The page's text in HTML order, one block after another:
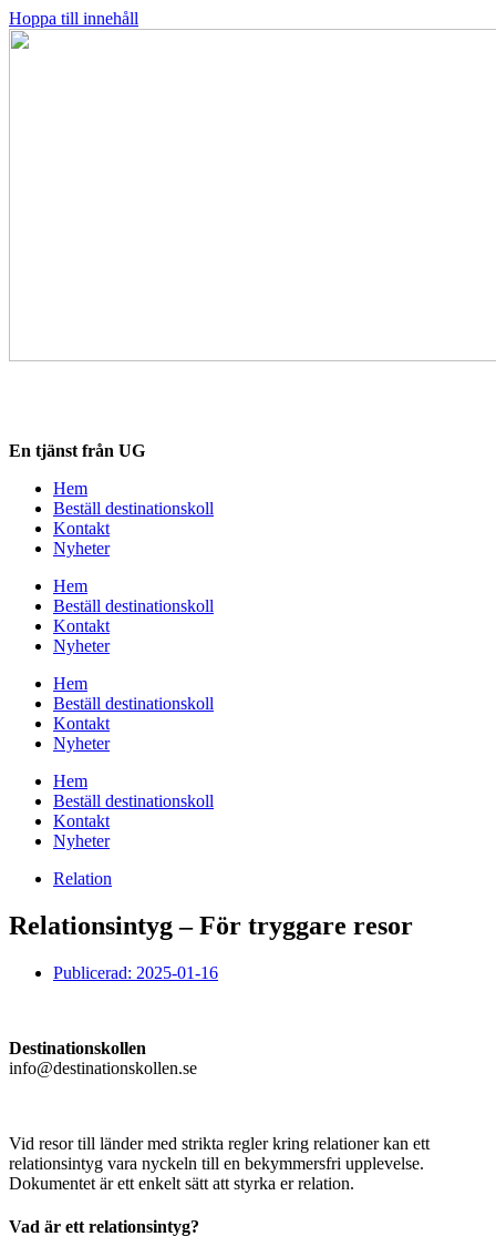
Hoppa till innehåll
En tjänst från UG
Hem
Beställ destinationskoll
Kontakt
Nyheter
Hem
Beställ destinationskoll
Kontakt
Nyheter
Hem
Beställ destinationskoll
Kontakt
Nyheter
Hem
Beställ destinationskoll
Kontakt
Nyheter
Relation
Relationsintyg – För tryggare resor
Publicerad: 2025-01-16
Destinationskollen
info@destinationskollen.se
Vid resor till länder med strikta regler kring relationer kan ett
relationsintyg vara nyckeln till en bekymmersfri upplevelse.
Dokumentet är ett enkelt sätt att styrka er relation.
Vad är ett relationsintyg?